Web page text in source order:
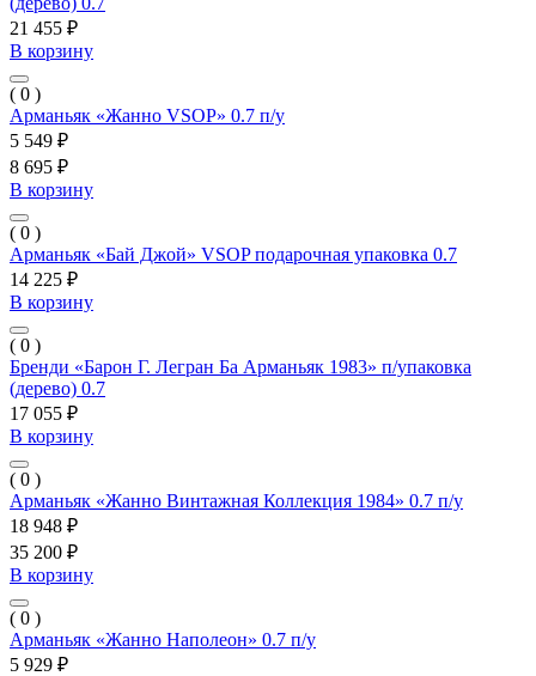
21 455 ₽
В корзину
( 0 )
Арманьяк «Жанно VSOP» 0.7 п/у
5 549 ₽
8 695 ₽
В корзину
( 0 )
Арманьяк «Бай Джой» VSOP подарочная упаковка 0.7
14 225 ₽
В корзину
( 0 )
Бренди «Барон Г. Легран Ба Арманьяк 1983» п/упаковка
(дерево) 0.7
17 055 ₽
В корзину
( 0 )
Арманьяк «Жанно Винтажная Коллекция 1984» 0.7 п/у
18 948 ₽
35 200 ₽
В корзину
( 0 )
Арманьяк «Жанно Наполеон» 0.7 п/у
5 929 ₽